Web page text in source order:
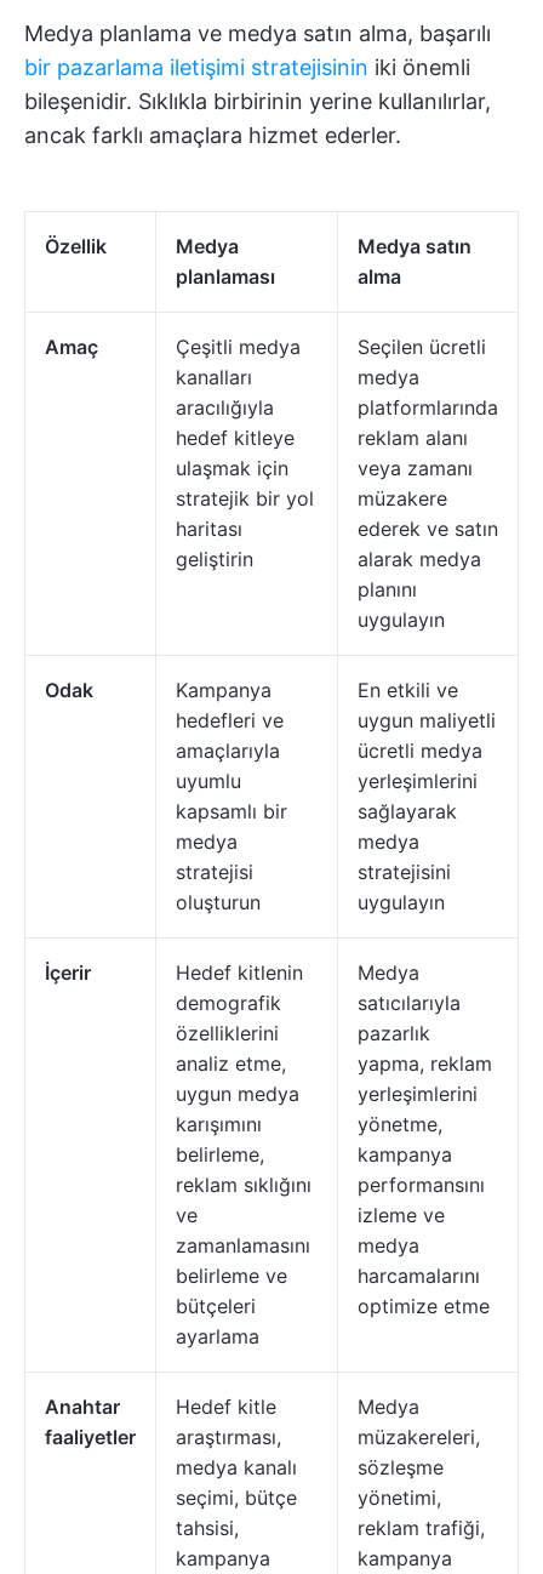
Medya planlama ve medya satın alma, başarılı
bir pazarlama iletişimi stratejisinin iki önemli
bileşenidir. Sıklıkla birbirinin yerine kullanılırlar,
ancak farklı amaçlara hizmet ederler.
Özellik
Medya
planlaması
Medya satın
alma
Amaç
Çeşitli medya
kanalları
aracılığıyla
hedef kitleye
ulaşmak için
stratejik bir yol
haritası
geliştirin
Seçilen ücretli
medya
platformlarında
reklam alanı
veya zamanı
müzakere
ederek ve satın
alarak medya
planını
uygulayın
Odak
Kampanya
hedefleri ve
amaçlarıyla
uyumlu
kapsamlı bir
medya
stratejisi
oluşturun
En etkili ve
uygun maliyetli
ücretli medya
yerleşimlerini
sağlayarak
medya
stratejisini
uygulayın
İçerir
Hedef kitlenin
demografik
özelliklerini
analiz etme,
uygun medya
karışımını
belirleme,
reklam sıklığını
ve
zamanlamasını
belirleme ve
bütçeleri
ayarlama
Medya
satıcılarıyla
pazarlık
yapma, reklam
yerleşimlerini
yönetme,
kampanya
performansını
izleme ve
medya
harcamalarını
optimize etme
Anahtar
faaliyetler
Hedef kitle
araştırması,
medya kanalı
seçimi, bütçe
tahsisi,
kampanya
Medya
müzakereleri,
sözleşme
yönetimi,
reklam trafiği,
kampanya